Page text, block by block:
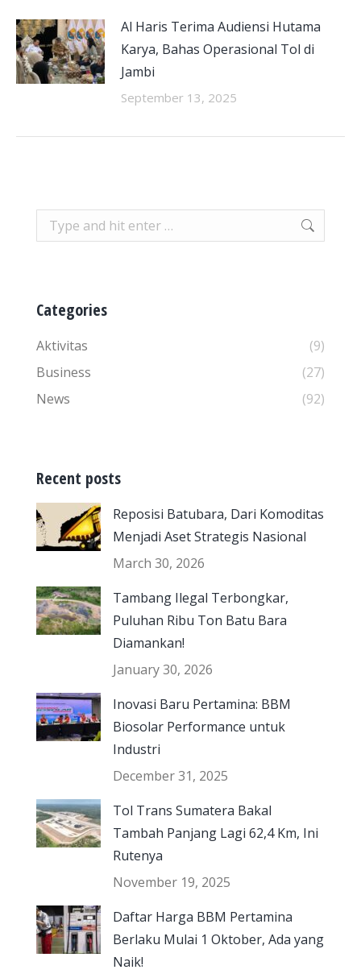
Al Haris Terima Audiensi Hutama
Karya, Bahas Operasional Tol di
Jambi
September 13, 2025
Search:
Categories
Aktivitas
(9)
Business
(27)
News
(92)
Recent posts
Reposisi Batubara, Dari Komoditas
Menjadi Aset Strategis Nasional
March 30, 2026
Tambang Ilegal Terbongkar,
Puluhan Ribu Ton Batu Bara
Diamankan!
January 30, 2026
Inovasi Baru Pertamina: BBM
Biosolar Performance untuk
Industri
December 31, 2025
Tol Trans Sumatera Bakal
Tambah Panjang Lagi 62,4 Km, Ini
Rutenya
November 19, 2025
Daftar Harga BBM Pertamina
Berlaku Mulai 1 Oktober, Ada yang
Naik!